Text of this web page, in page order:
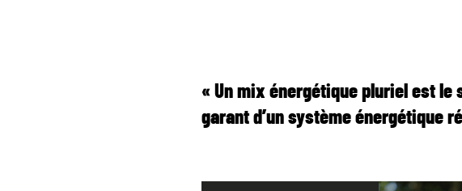
« Un mix énergétique pluriel est le
garant d’un système énergétique